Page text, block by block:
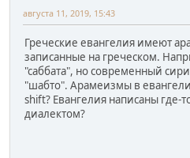
августа 11, 2019, 15:43
Греческие евангелия имеют
записанные на греческом.
"саббата", но современный
"шабто". Арамеизмы в
shift? Евангелия написаны где-
диалектом?